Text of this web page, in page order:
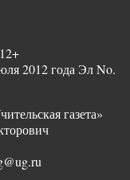
2012 года Эл No.
газета»